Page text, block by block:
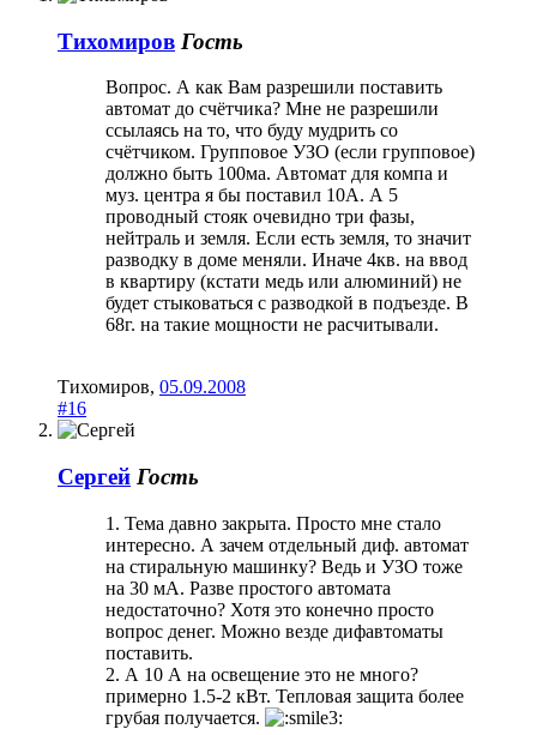
Тихомиров Гость
Вопрос. А как Вам разрешили поставить
автомат до счётчика? Мне не разрешили
ссылаясь на то, что буду мудрить со
счётчиком. Групповое УЗО (если групповое)
должно быть 100ма. Автомат для компа и
муз. центра я бы поставил 10А. А 5
проводный стояк очевидно три фазы,
нейтраль и земля. Если есть земля, то значит
разводку в доме меняли. Иначе 4кв. на ввод
в квартиру (кстати медь или алюминий) не
будет стыковаться с разводкой в подъезде. В
68г. на такие мощности не расчитывали.
Тихомиров, 05.09.2008
#16
Сергей Гость
1. Тема давно закрыта. Просто мне стало
интересно. А зачем отдельный диф. автомат
на стиральную машинку? Ведь и УЗО тоже
на 30 мА. Разве простого автомата
недостаточно? Хотя это конечно просто
вопрос денег. Можно везде дифавтоматы
поставить.
2. А 10 А на освещение это не много?
примерно 1.5-2 кВт. Тепловая защита более
грубая получается.